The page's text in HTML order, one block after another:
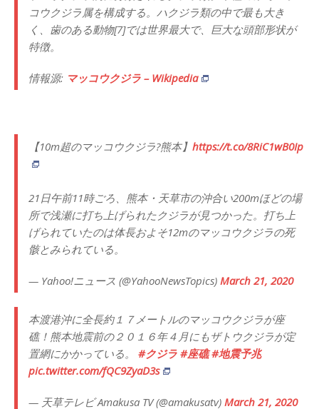
コウクジラ属を構成する。ハクジラ類の中で最も大き
く、歯のある動物[7]では世界最大で、巨大な頭部形状が
特徴。
情報源: マッコウクジラ – Wikipedia
【10m超のマッコウクジラ?熊本】 https://t.co/8RiC1wB0Ip
21日午前11時ごろ、熊本・天草市の沖合い200mほどの場
所で浅瀬に打ち上げられたクジラが見つかった。打ち上
げられていたのは体長およそ12mのマッコウクジラの死
骸とみられている。
— Yahoo!ニュース (@YahooNewsTopics) March 21, 2020
本渡港沖に全長約１７メートルのマッコウクジラが座
礁！熊本地震前の２０１６年４月にもザトウクジラが定
置網にかかっている。 #クジラ #座礁 #地震予兆
pic.twitter.com/fQC9ZyaD3s
— 天草テレビ Amakusa TV (@amakusatv) March 21, 2020